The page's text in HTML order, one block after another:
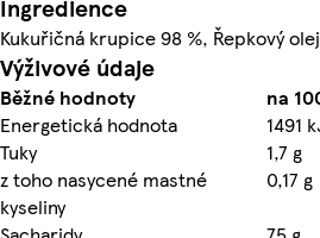
Ingredience
Kukuřičná krupice 98 %, Řepkový
Výživové údaje
Běžné hodnoty
na
Energetická hodnota
1491
Tuky
1,7 g
z toho nasycené mastné
kyseliny
0,17 g